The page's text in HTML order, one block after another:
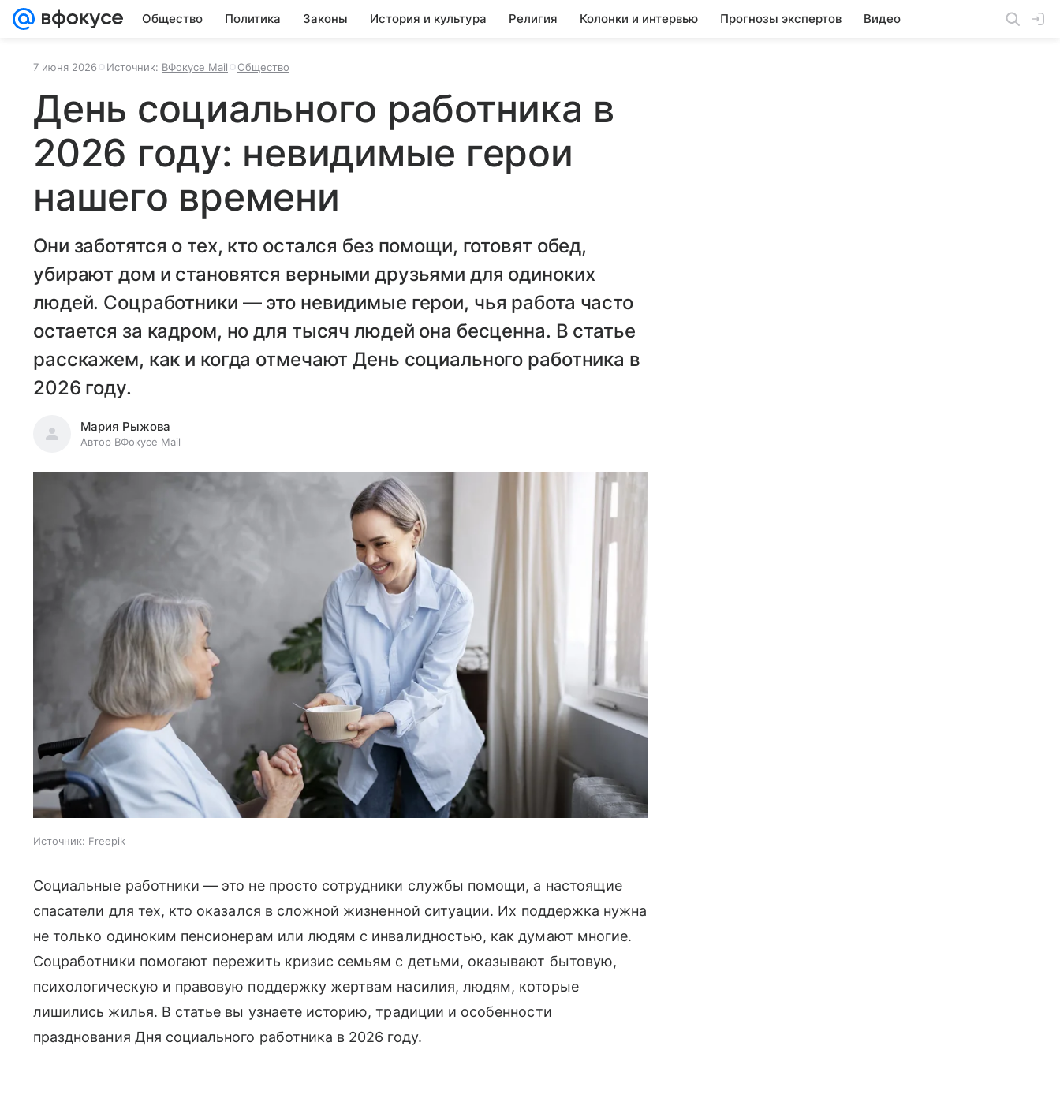
Общество Политика Законы История и культура Религия Колонки и интервью Прогнозы экспертов Видео
7 июня 2026 Источник: ВФокусе Mail Общество
День социального работника в
2026 году: невидимые герои
нашего времени
Они заботятся о тех, кто остался без помощи, готовят обед,
убирают дом и становятся верными друзьями для одиноких
людей. Соцработники — это невидимые герои, чья работа часто
остается за кадром, но для тысяч людей она бесценна. В статье
расскажем, как и когда отмечают День социального работника в
2026 году.
Мария Рыжова
Автор ВФокусе Mail
Источник: Freepik
Социальные работники — это не просто сотрудники службы помощи, а настоящие
спасатели для тех, кто оказался в сложной жизненной ситуации. Их поддержка нужна
не только одиноким пенсионерам или людям с инвалидностью, как думают многие.
Соцработники помогают пережить кризис семьям с детьми, оказывают бытовую,
психологическую и правовую поддержку жертвам насилия, людям, которые
лишились жилья. В статье вы узнаете историю, традиции и особенности
празднования Дня социального работника в 2026 году.